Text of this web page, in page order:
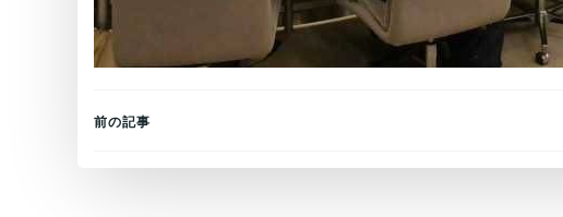
Post
navigation
前の記事